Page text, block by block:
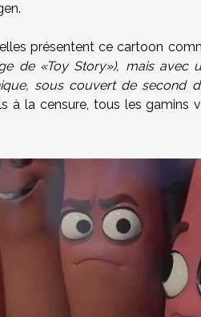
présentent ce cartoon
de «Toy Story»), mais
sous couvert de second
à la censure, tous les gamins